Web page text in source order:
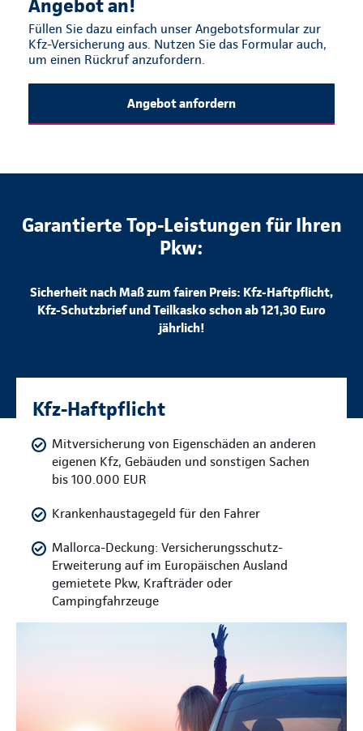
Angebot an!
Füllen Sie dazu einfach unser Angebotsformular zur
Kfz-Versicherung aus. Nutzen Sie das Formular auch,
um einen Rückruf anzufordern.
Angebot anfordern
Garantierte Top-Leistungen für Ihren
Pkw:
Sicherheit nach Maß zum fairen Preis: Kfz-Haftpflicht,
Kfz-Schutzbrief und Teilkasko schon ab 121,30 Euro
jährlich!
Kfz-Haftpflicht
Mitversicherung von Eigenschäden an anderen
eigenen Kfz, Gebäuden und sonstigen Sachen
bis 100.000 EUR
Krankenhaustagegeld für den Fahrer
Mallorca-Deckung: Versicherungsschutz-
Erweiterung auf im Europäischen Ausland
gemietete Pkw, Krafträder oder
Campingfahrzeuge